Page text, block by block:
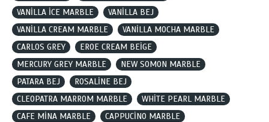
VANİLLA İCE MARBLE
VANİLLA BEJ
VANİLLA CREAM MARBLE
VANİLLA MOCHA MARBLE
CARLOS GREY
EROE CREAM BEİGE
MERCURY GREY MARBLE
NEW SOMON MARBLE
PATARA BEJ
ROSALİNE BEJ
CLEOPATRA MARROM MARBLE
WHİTE PEARL MARBLE
CAFE MİNA MARBLE
CAPPUCİNO MARBLE